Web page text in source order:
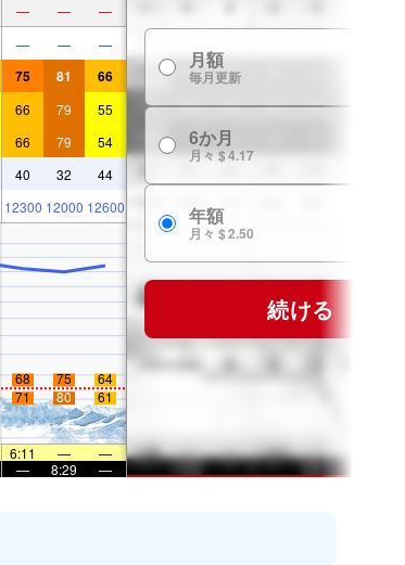
— — —
— — —
75 81 66
66 79
55
66 79
54
40 32
44
12300 12000 12600
68 75
64
71 80 61
6:11 —
—
— 8:29 —
月額
毎月更新
6か月
月々 $ 4.17
年額
月々 $ 2.50
続ける